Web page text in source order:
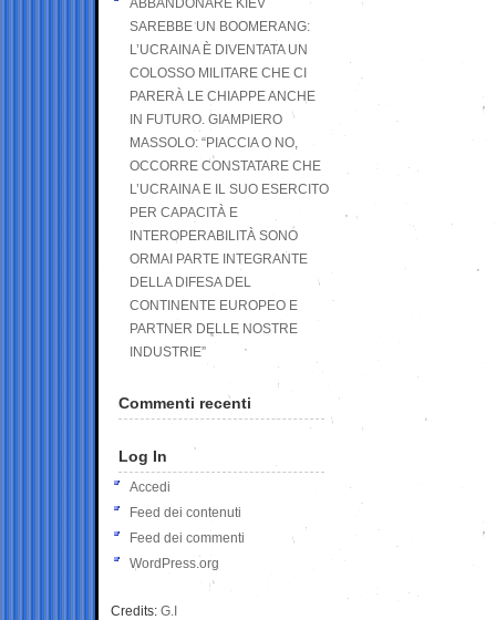
ABBANDONARE KIEV
SAREBBE UN BOOMERANG:
L’UCRAINA È DIVENTATA UN
COLOSSO MILITARE CHE CI
PARERÀ LE CHIAPPE ANCHE
IN FUTURO. GIAMPIERO
MASSOLO: “PIACCIA O NO,
OCCORRE CONSTATARE CHE
L’UCRAINA E IL SUO ESERCITO
PER CAPACITÀ E
INTEROPERABILITÀ SONO
ORMAI PARTE INTEGRANTE
DELLA DIFESA DEL
CONTINENTE EUROPEO E
PARTNER DELLE NOSTRE
INDUSTRIE”
Commenti recenti
Log In
Accedi
Feed dei contenuti
Feed dei commenti
WordPress.org
Credits: G.I